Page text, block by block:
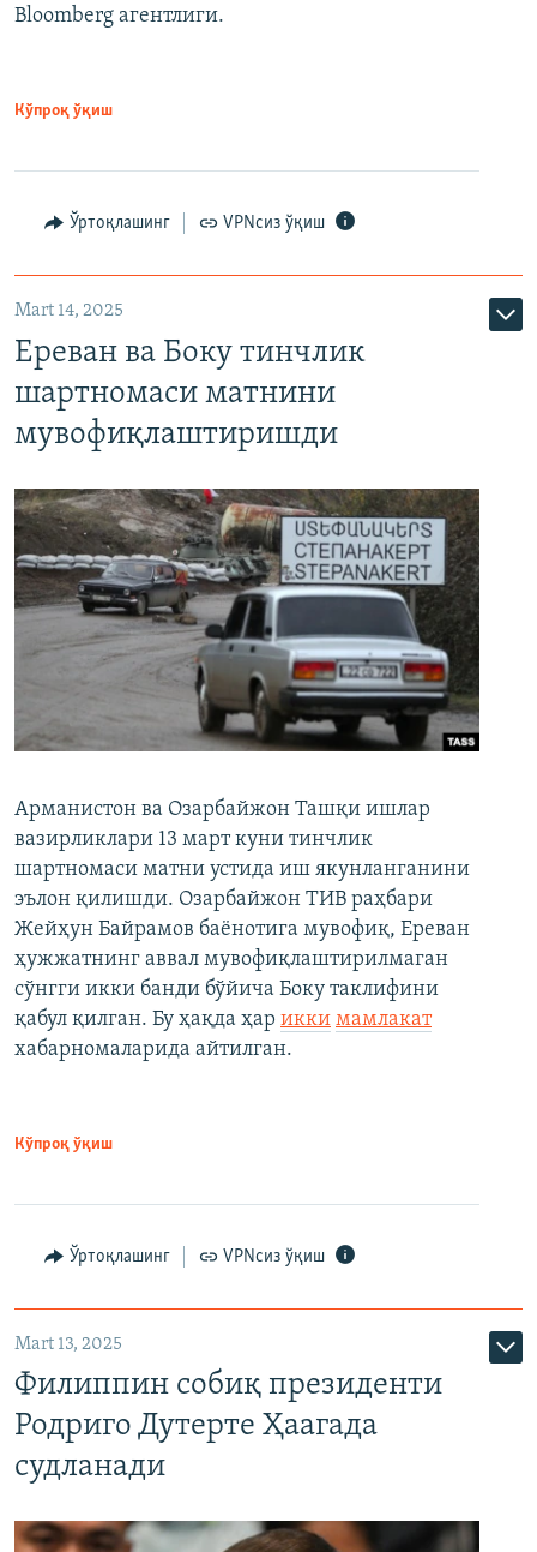
Bloomberg агентлиги.
Кўпроқ ўқиш
Ўртоқлашинг VPNсиз ўқиш
Mart 14, 2025
Ереван ва Боку тинчлик
шартномаси матнини
мувофиқлаштиришди
Арманистон ва Озарбайжон Ташқи ишлар
вазирликлари 13 март куни тинчлик
шартномаси матни устида иш якунланганини
эълон қилишди. Озарбайжон ТИВ раҳбари
Жейҳун Байрамов баёнотига мувофиқ, Ереван
ҳужжатнинг аввал мувофиқлаштирилмаган
сўнгги икки банди бўйича Боку таклифини
қабул қилган. Бу ҳақда ҳар икки мамлакат
хабарномаларида айтилган.
Кўпроқ ўқиш
Ўртоқлашинг VPNсиз ўқиш
Mart 13, 2025
Филиппин собиқ президенти
Родриго Дутерте Ҳаагада
судланади